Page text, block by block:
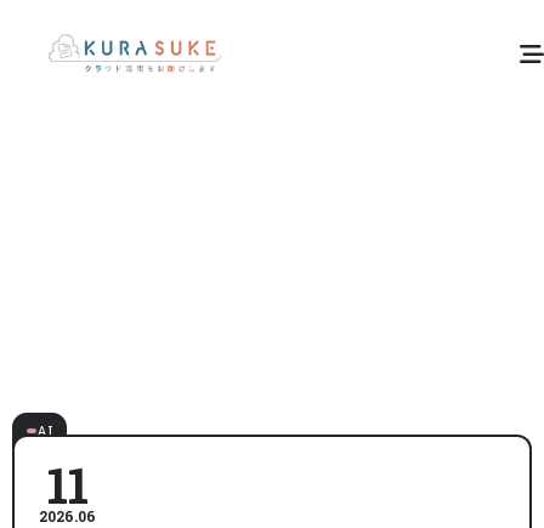
AI
11
2026.06